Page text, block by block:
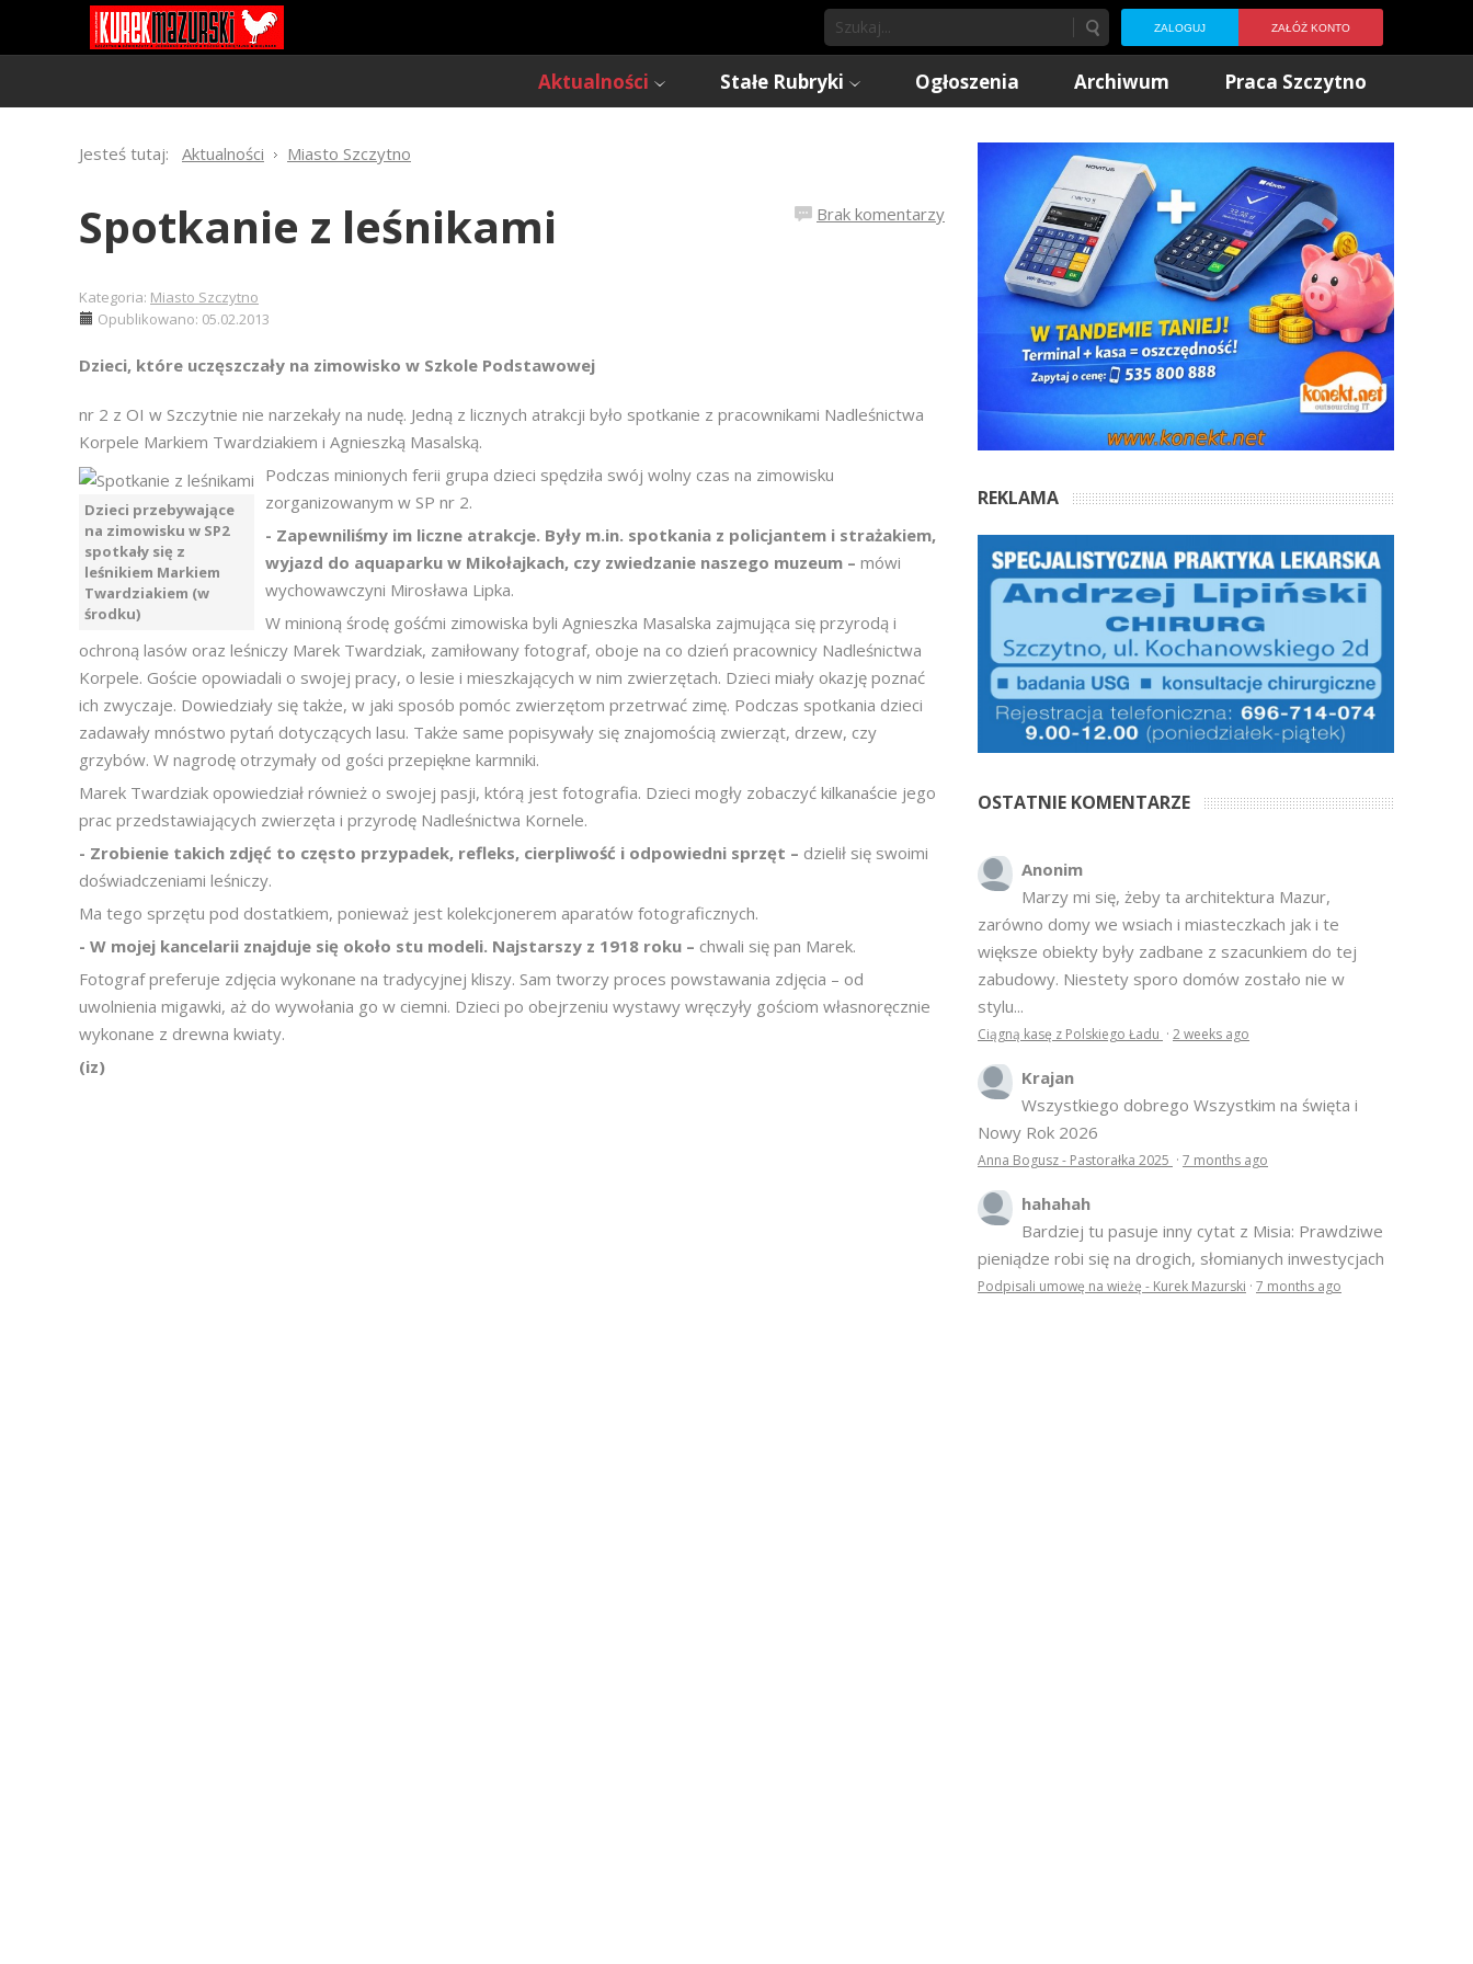
ZALOGUJ ZAŁÓŻ KONTO
Aktualności Stałe Rubryki Ogłoszenia Archiwum Praca Szczytno
Jesteś tutaj: Aktualności Miasto Szczytno
Brak komentarzy
Spotkanie z leśnikami
Kategoria: Miasto Szczytno
Opublikowano: 05.02.2013
Dzieci, które uczęszczały na zimowisko w Szkole Podstawowej
nr 2 z OI w Szczytnie nie narzekały na nudę. Jedną z licznych atrakcji było spotkanie z pracownikami Nadleśnictwa
Korpele Markiem Twardziakiem i Agnieszką Masalską.
Dzieci przebywające
na zimowisku w SP2
spotkały się z
leśnikiem Markiem
Twardziakiem (w
środku)
Podczas minionych ferii grupa dzieci spędziła swój wolny czas na zimowisku
zorganizowanym w SP nr 2.
- Zapewniliśmy im liczne atrakcje. Były m.in. spotkania z policjantem i strażakiem,
wyjazd do aquaparku w Mikołajkach, czy zwiedzanie naszego muzeum – mówi
wychowawczyni Mirosława Lipka.
W minioną środę gośćmi zimowiska byli Agnieszka Masalska zajmująca się przyrodą i
ochroną lasów oraz leśniczy Marek Twardziak, zamiłowany fotograf, oboje na co dzień pracownicy Nadleśnictwa
Korpele. Goście opowiadali o swojej pracy, o lesie i mieszkających w nim zwierzętach. Dzieci miały okazję poznać
ich zwyczaje. Dowiedziały się także, w jaki sposób pomóc zwierzętom przetrwać zimę. Podczas spotkania dzieci
zadawały mnóstwo pytań dotyczących lasu. Także same popisywały się znajomością zwierząt, drzew, czy
grzybów. W nagrodę otrzymały od gości przepiękne karmniki.
Marek Twardziak opowiedział również o swojej pasji, którą jest fotografia. Dzieci mogły zobaczyć kilkanaście jego
prac przedstawiających zwierzęta i przyrodę Nadleśnictwa Kornele.
- Zrobienie takich zdjęć to często przypadek, refleks, cierpliwość i odpowiedni sprzęt – dzielił się swoimi
doświadczeniami leśniczy.
Ma tego sprzętu pod dostatkiem, ponieważ jest kolekcjonerem aparatów fotograficznych.
- W mojej kancelarii znajduje się około stu modeli. Najstarszy z 1918 roku – chwali się pan Marek.
Fotograf preferuje zdjęcia wykonane na tradycyjnej kliszy. Sam tworzy proces powstawania zdjęcia – od
uwolnienia migawki, aż do wywołania go w ciemni. Dzieci po obejrzeniu wystawy wręczyły gościom własnoręcznie
wykonane z drewna kwiaty.
(iz)
REKLAMA
OSTATNIE KOMENTARZE
Anonim
Marzy mi się, żeby ta architektura Mazur,
zarówno domy we wsiach i miasteczkach jak i te
większe obiekty były zadbane z szacunkiem do tej
zabudowy. Niestety sporo domów zostało nie w
stylu...
Ciągną kasę z Polskiego Ładu · 2 weeks ago
Krajan
Wszystkiego dobrego Wszystkim na święta i
Nowy Rok 2026
Anna Bogusz - Pastorałka 2025 · 7 months ago
hahahah
Bardziej tu pasuje inny cytat z Misia: Prawdziwe
pieniądze robi się na drogich, słomianych inwestycjach
Podpisali umowę na wieżę - Kurek Mazurski · 7 months ago